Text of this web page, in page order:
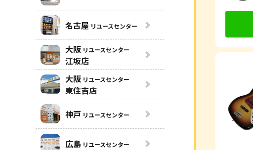
名古屋 リユースセンター
大阪 リユースセンター
江坂店
大阪 リユースセンター
東住吉店
神戸 リユースセンター
広島 リユースセンター